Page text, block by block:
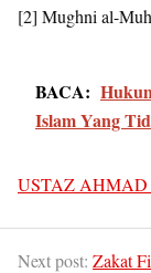
[2] Mughni al-
BACA:
Islam Yang
USTAZ
Next post: Zakat